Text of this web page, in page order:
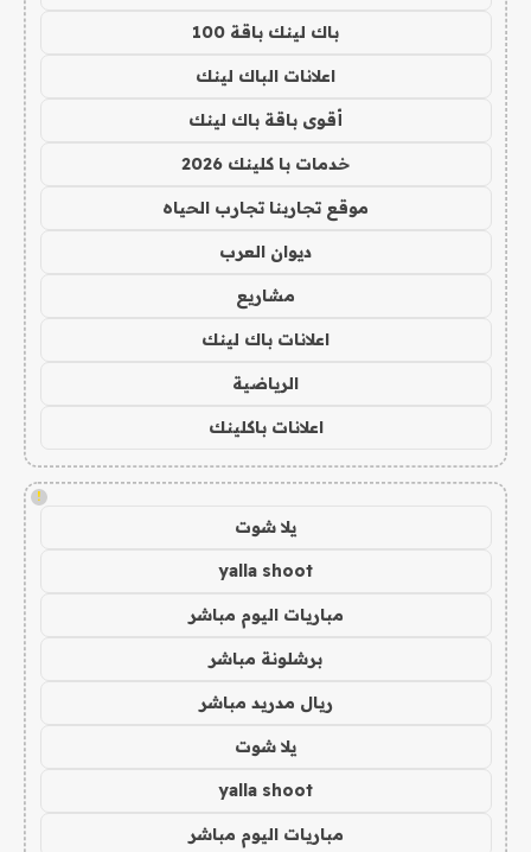
باك لينك باقة 100
اعلانات الباك لينك
أقوى باقة باك لينك
خدمات با كلينك 2026
موقع تجاربنا تجارب الحياه
ديوان العرب
مشاريع
اعلانات باك لينك
الرياضية
اعلانات باكلينك
!
يلا شوت
yalla shoot
مباريات اليوم مباشر
برشلونة مباشر
ريال مدريد مباشر
يلا شوت
yalla shoot
مباريات اليوم مباشر